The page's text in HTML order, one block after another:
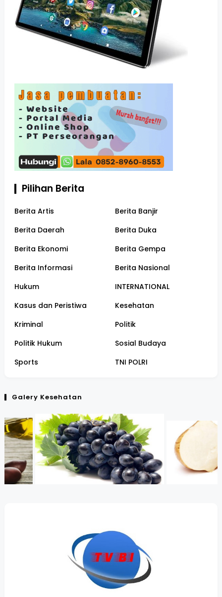
Pilihan Berita
Berita Artis
Berita Banjir
Berita Daerah
Berita Duka
Berita Ekonomi
Berita Gempa
Berita Informasi
Berita Nasional
Hukum
INTERNATIONAL
Kasus dan Peristiwa
Kesehatan
Kriminal
Politik
Politik Hukum
Sosial Budaya
Sports
TNI POLRI
Galery Kesehatan